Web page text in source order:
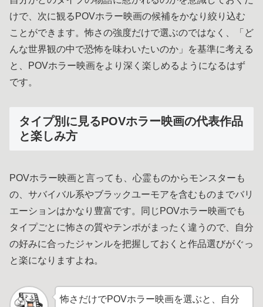
けで、次に観るPOVホラー映画の候補をかなり絞り込む
ことができます。怖さの強度だけで選ぶのではなく、「ど
んな世界観の中で恐怖を味わいたいのか」を基準に考える
と、POVホラー映画をより深く楽しめるようになるはず
です。
タイプ別に見るPOVホラー映画の代表作品
と楽しみ方
POVホラー映画と言っても、心霊ものからモンスターも
の、サバイバル系やブラックユーモアを含むものまでバリ
エーションはかなり豊富です。同じPOVホラー映画でも
タイプごとに怖さの質やテンポがまったく違うので、自分
の好みに合ったジャンルを把握しておくと作品選びがぐっ
と楽になりますよね。
怖さだけでPOVホラー映画を選ぶと、自分